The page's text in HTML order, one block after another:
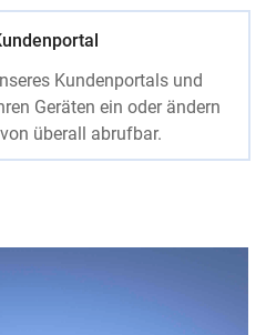
Kundenportals und
Geräten ein oder ändern
überall abrufbar.